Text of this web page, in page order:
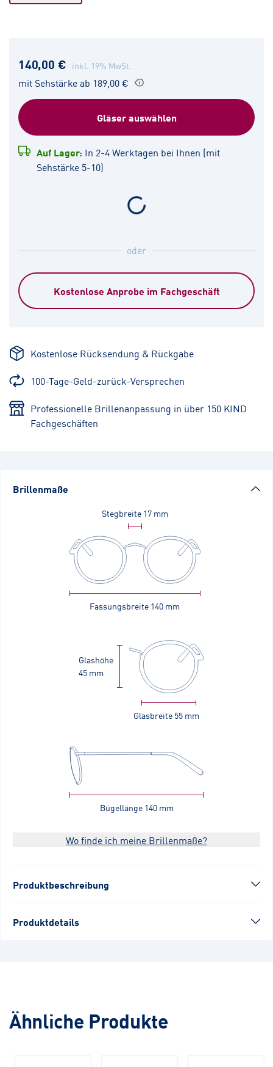
140,00 € inkl. 19% MwSt.
mit Sehstärke ab 189,00 €
Gläser auswählen
Auf Lager: In 2-4 Werktagen bei Ihnen (mit
Sehstärke 5-10)
oder
Kostenlose Anprobe im Fachgeschäft
Kostenlose Rücksendung & Rückgabe
100-Tage-Geld-zurück-Versprechen
Professionelle Brillenanpassung in über 150 KIND
Fachgeschäften
Brillenmaße
Stegbreite 17 mm
Fassungsbreite 140 mm
Glasbreite 55 mm
Glashöhe
45 mm
Bügellänge 140 mm
Wo finde ich meine Brillenmaße?
Produktbeschreibung
Produktdetails
Ähnliche Produkte